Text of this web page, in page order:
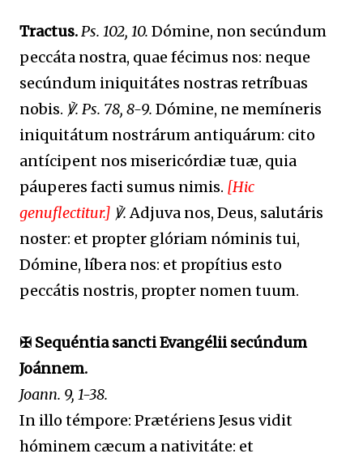
Tractus.Ps. 102, 10. Dómine, non secúndum
peccáta nostra, quae fécimus nos: neque
secúndum iniquitátes nostras retríbuas
nobis. ℣. Ps. 78, 8-9. Dómine, ne memíneris
iniquitátum nostrárum antiquárum: cito
antícipent nos misericórdiæ tuæ, quia
páuperes facti sumus nimis. [Hic
genuflectitur.] ℣.Adjuva nos, Deus, salutáris
noster: et propter glóriam nóminis tui,
Dómine, líbera nos: et propítius esto
peccátis nostris, propter nomen tuum.
✠ Sequéntia sancti Evangélii secúndum
Joánnem.
Joann. 9, 1-38.
In illo témpore: Prætériens Jesus vidit
hóminem cæcum a nativitáte: et